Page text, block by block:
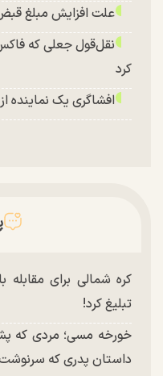
علت افزایش مبلغ
نقل‌قول جعلی که
کرد
افشاگری یک نماینده
کره شمالی برای
تبلیغ کرد!
خورخه مسی؛ مردی که
داستان پدری که